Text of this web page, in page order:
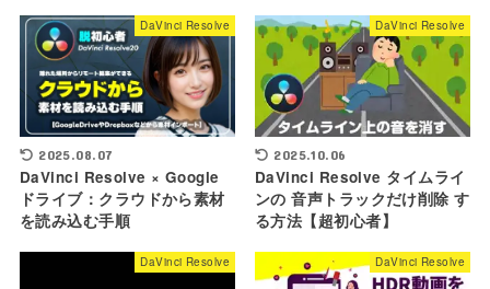
DaVinci Resolve
2025.08.07
DaVinci Resolve × Google
ドライブ：クラウドから素材
を読み込む手順
DaVinci Resolve
2025.10.06
DaVinci Resolve タイムライ
ンの 音声トラックだけ削除 す
る方法【超初心者】
DaVinci Resolve DaVinci Resolve